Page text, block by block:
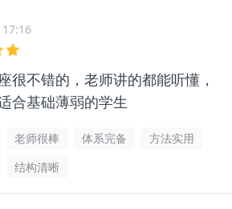
很不错的，老师讲的都能听懂，
合基础薄弱的学生
老师很棒 体系完备
方法实用
结构清晰